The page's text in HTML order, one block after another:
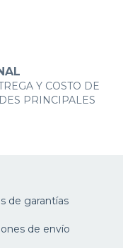
Y COSTO DE
PRINCIPALES
de garantías
de envío